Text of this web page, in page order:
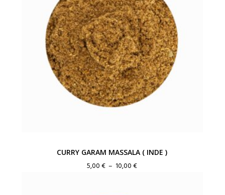
CURRY GARAM MASSALA ( INDE )
5,00€ – 10,00€Plage